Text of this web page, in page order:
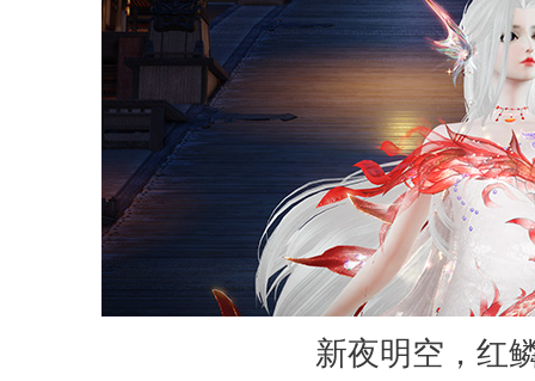
新夜明空，红